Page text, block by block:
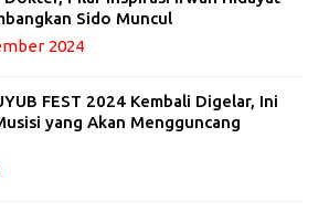
Sido Muncul
2024
FEST 2024 Kembali Digelar, Ini
yang Akan Mengguncang